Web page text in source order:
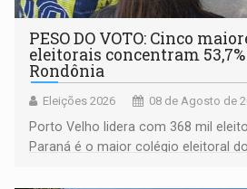
PESO DO VOTO: Cinco
eleitorais concentram
Rondônia
Eleições 2026 08 de Agosto de
Porto Velho lidera com 368 mil
Paraná é o maior colégio eleitoral